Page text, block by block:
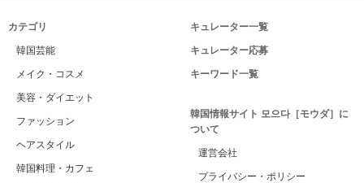
カテゴリ
韓国芸能
メイク・コスメ
美容・ダイエット
ファッション
ヘアスタイル
韓国料理・カフェ
キュレーター一覧
キュレーター応募
キーワード一覧
韓国情報サイト 모으다［モウダ］に
ついて
運営会社
プライバシー・ポリシー